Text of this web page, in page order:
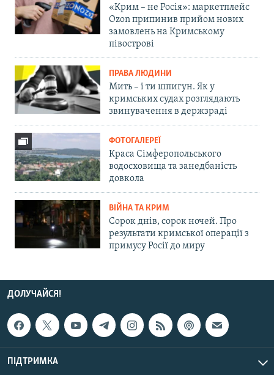
«Крим – не Росія»: маркетплейс
Ozon припинив прийом нових
замовлень на Кримському
півострові
ПРАВА ЛЮДИНИ
Мить – і ти шпигун. Як у
кримських судах розглядають
звинувачення в держзраді
ФОТОГАЛЕРЕЇ
Краса Сімферопольського
водосховища та занедбаність
довкола
ВІЙНА ТА КРИМ
Сорок днів, сорок ночей. Про
результати кримської операції з
примусу Росії до миру
ДОЛУЧАЙСЯ!
ПІДТРИМКА